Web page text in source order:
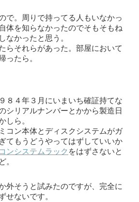
で。周りで持ってる人もいなかっ
体を知らなかったのでそもそもね
なかったと思う。
らそれらがあった。部屋において
ったら。
８４年３月にいまいち確証持てな
シリアルナンバーとかから製造日
しら。
コン本体とディスクシステムがガ
てもうどうやってはずしていいか
ンシステムラック をはずさないと
。
外そうと試みたのですが、完全に
せないです。